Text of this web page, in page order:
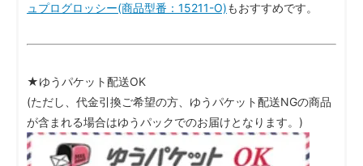
ュプログロッシー(商品型番：15211-O)もおすすめです。
★ゆうパケット配送OK
(ただし、代金引換ご希望の方、ゆうパケット配送NGの商品
が含まれる場合はゆうパックでのお届けとなります。)